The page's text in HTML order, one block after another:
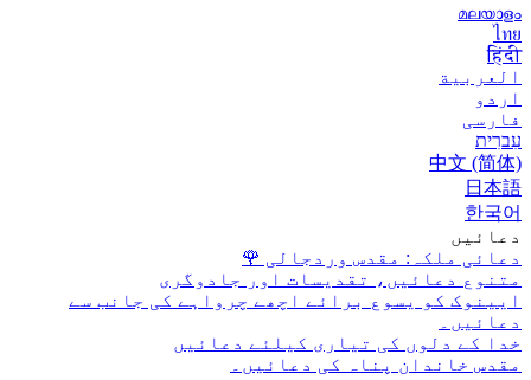
മലയാളം
ไทย
हिंदी
العربية
اردو
فارسی
עִברִית
中文 (简体)
日本語
한국어
دعائیں
دعائی ملکہ: مقدس وردجالی 🌹
متنوع دعائیں، تقدیسات اور جادوگری
ایینوک کو یسوع برائے اچھے چرواہے کی جانب سے
دعائیں۔
خدا کے دلوں کی تیاری کیلئے دعائیں
مقدس خاندان پناہ کی دعائیں۔